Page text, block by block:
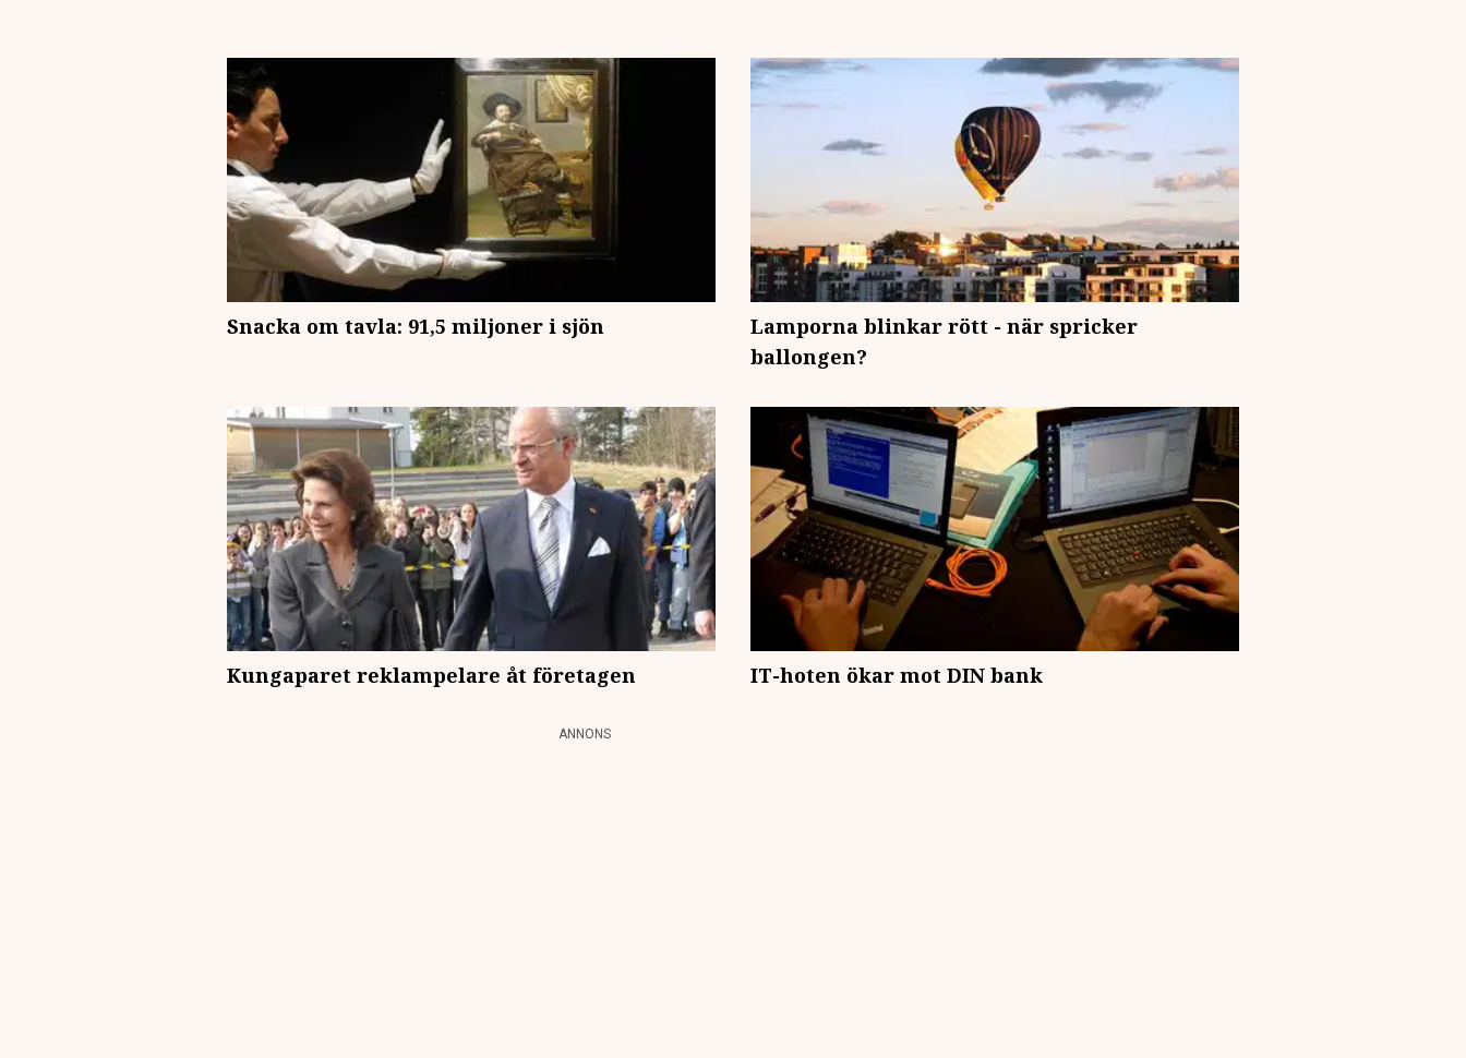
Snacka om tavla: 91,5 miljoner i sjön
Lamporna blinkar rött - när spricker
ballongen?
Kungaparet reklampelare åt företagen IT-hoten ökar mot DIN bank
ANNONS